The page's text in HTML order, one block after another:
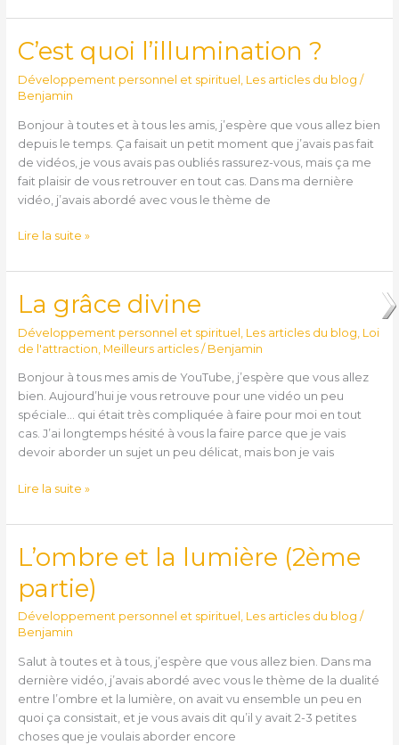
C’est quoi l’illumination ?
Développement personnel et spirituel Les articles du blog /
Benjamin
Bonjour à toutes et à tous les amis, j’espère que vous allez bien
depuis le temps. Ça faisait un petit moment que j’avais pas fait
de vidéos, je vous avais pas oubliés rassurez-vous, mais ça me
fait plaisir de vous retrouver en tout cas. Dans ma dernière
vidéo, j’avais abordé avec vous le thème de
C’est
quoi
l’illumination
?
Lire la suite »
La grâce divine
Développement personnel et spirituel Les articles du blog Loi
de l'attraction Meilleurs articles/ Benjamin
Bonjour à tous mes amis de YouTube, j’espère que vous allez
bien. Aujourd’hui je vous retrouve pour une vidéo un peu
spéciale… qui était très compliquée à faire pour moi en tout
cas. J’ai longtemps hésité à vous la faire parce que je vais
devoir aborder un sujet un peu délicat, mais bon je vais
La
grâce
divine
Lire la suite »
L’ombre et la lumière (2ème
partie)
Développement personnel et spirituel , Les articles du blog /
Benjamin
Salut à toutes et à tous, j’espère que vous allez bien. Dans ma
dernière vidéo, j’avais abordé avec vous le thème de la dualité
entre l’ombre et la lumière, on avait vu ensemble un peu en
quoi ça consistait, et je vous avais dit qu’il y avait 2-3 petites
choses que je voulais aborder encore
L’ombre
et
la
(2ème